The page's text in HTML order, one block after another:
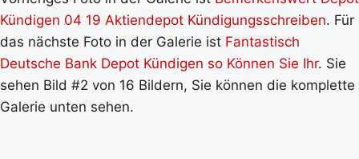
Kündigen 04 19 Aktiendepot Kündigungsschreiben. Für
das nächste Foto in der Galerie ist Fantastisch
Deutsche Bank Depot Kündigen so Können Sie Ihr. Sie
sehen Bild #2 von 16 Bildern, Sie können die komplette
Galerie unten sehen.